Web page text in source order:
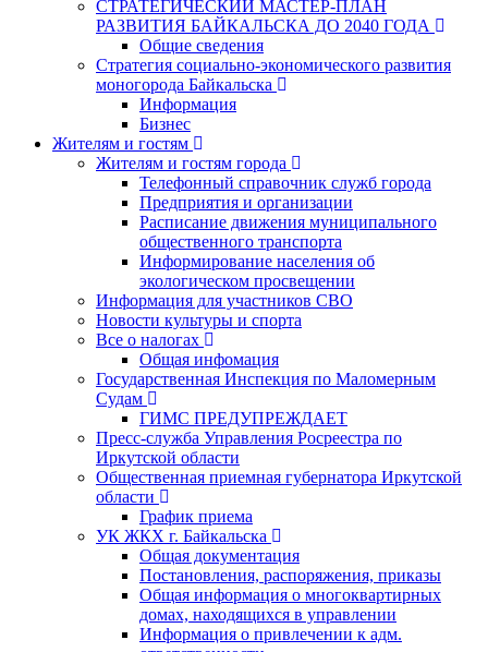
СТРАТЕГИЧЕСКИЙ МАСТЕР-ПЛАН
РАЗВИТИЯ БАЙКАЛЬСКА ДО 2040 ГОДА
Общие сведения
Стратегия социально-экономического развития
моногорода Байкальска
Информация
Бизнес
Жителям и гостям
Жителям и гостям города
Телефонный справочник служб города
Предприятия и организации
Расписание движения муниципального
общественного транспорта
Информирование населения об
экологическом просвещении
Информация для участников СВО
Новости культуры и спорта
Все о налогах
Общая инфомация
Государственная Инспекция по Маломерным
Судам
ГИМС ПРЕДУПРЕЖДАЕТ
Пресс-служба Управления Росреестра по
Иркутской области
Общественная приемная губернатора Иркутской
области
График приема
УК ЖКХ г. Байкальска
Общая документация
Постановления, распоряжения, приказы
Общая информация о многоквартирных
домах, находящихся в управлении
Информация о привлечении к адм.